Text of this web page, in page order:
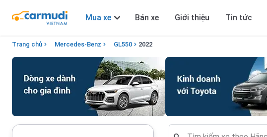
Mua xe Bán xe Giới thiệu Tin tức
Trang chủ Mercedes-Benz GL550 2022